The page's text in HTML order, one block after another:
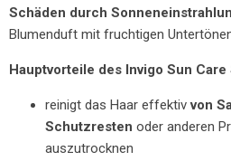
Schäden durch
Blumenduft mit fruchtigen
Hauptvorteile des Invigo Sun Care
reinigt das Haar effektivvon
Schutzresten oder anderen
auszutrocknen